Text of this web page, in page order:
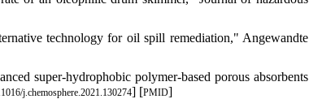
technology for oil spill remediation," Angewandte
super-hydrophobic polymer-based porous absorbents
j.chemosphere.2021.130274] [PMID]